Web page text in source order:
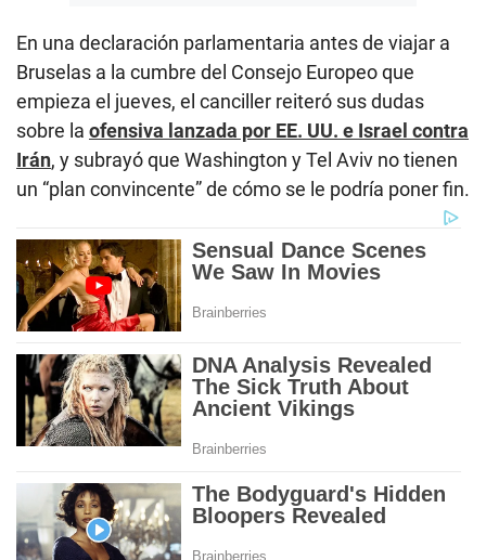
En una declaración parlamentaria antes de viajar a
Bruselas a la cumbre del Consejo Europeo que
empieza el jueves, el canciller reiteró sus dudas
sobre la ofensiva lanzada por EE. UU. e Israel contra
Irán, y subrayó que Washington y Tel Aviv no tienen
un “plan convincente” de cómo se le podría poner fin.